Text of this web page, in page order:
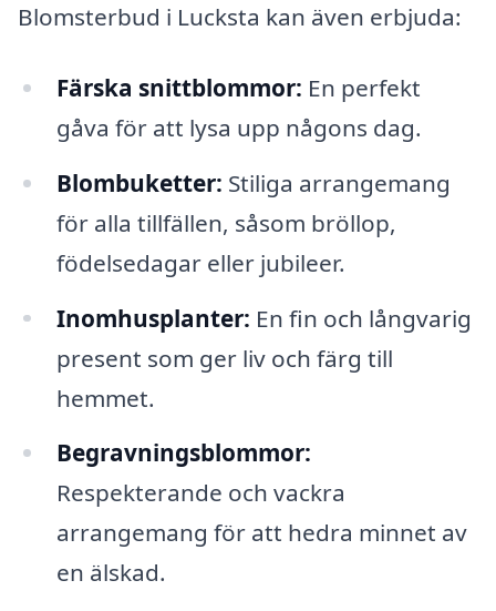
Blomsterbud i Lucksta kan även erbjuda:
Färska snittblommor: En perfekt
gåva för att lysa upp någons dag.
Blombuketter: Stiliga arrangemang
för alla tillfällen, såsom bröllop,
födelsedagar eller jubileer.
Inomhusplanter: En fin och långvarig
present som ger liv och färg till
hemmet.
Begravningsblommor:
Respekterande och vackra
arrangemang för att hedra minnet av
en älskad.